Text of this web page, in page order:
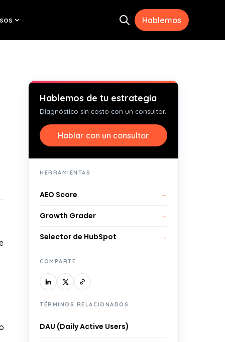
for Herramientas Open search
Hablemos
Hablemos de tu estrategia
Diagnóstico sin costo con un consultor.
Hablar con un consultor
HERRAMIENTAS
AEO Score →
Growth Grader →
Selector de HubSpot →
COMPARTE
TÉRMINOS RELACIONADOS
DAU (Daily Active Users)